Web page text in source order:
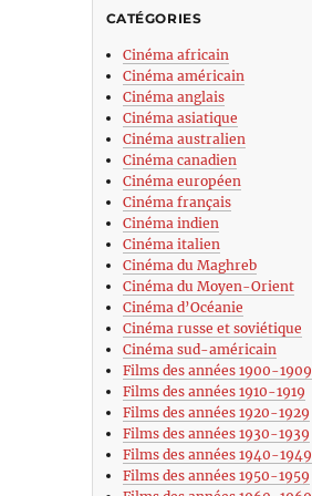
CATÉGORIES
Cinéma africain
Cinéma américain
Cinéma anglais
Cinéma asiatique
Cinéma australien
Cinéma canadien
Cinéma européen
Cinéma français
Cinéma indien
Cinéma italien
Cinéma du Maghreb
Cinéma du Moyen-Orient
Cinéma d’Océanie
Cinéma russe et soviétique
Cinéma sud-américain
Films des années 1900-1909
Films des années 1910-1919
Films des années 1920-1929
Films des années 1930-1939
Films des années 1940-1949
Films des années 1950-1959